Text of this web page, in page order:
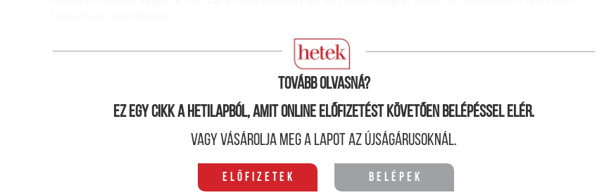
Errefelé lelkizéssel nem lehet hívőket toborozni
Tovább olvasná?
Ez egy cikk a hetilapból, amit online előfizetést követően belépéssel elér.
Vagy vásárolja meg a lapot az újságárusoknál.
Előfizetek Belépek